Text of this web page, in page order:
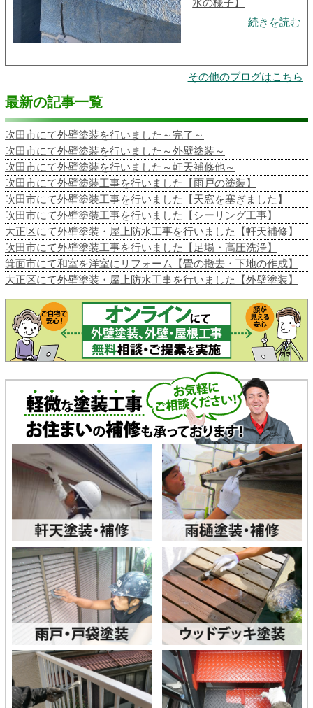
水の様子】
続きを読む
その他のブログはこちら
最新の記事一覧
吹田市にて外壁塗装を行いました～完了～
吹田市にて外壁塗装を行いました～外壁塗装～
吹田市にて外壁塗装を行いました～軒天補修他～
吹田市にて外壁塗装工事を行いました【雨戸の塗装】
吹田市にて外壁塗装工事を行いました【天窓を塞ぎました】
吹田市にて外壁塗装工事を行いました【シーリング工事】
大正区にて外壁塗装・屋上防水工事を行いました【軒天補修】
吹田市にて外壁塗装工事を行いました【足場・高圧洗浄】
箕面市にて和室を洋室にリフォーム【畳の撤去・下地の作成】
大正区にて外壁塗装・屋上防水工事を行いました【外壁塗装】